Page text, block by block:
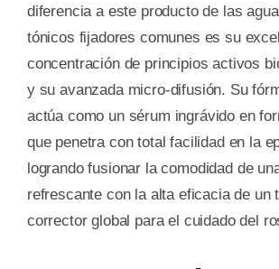
diferencia a este producto de las
tónicos fijadores comunes es su
concentración de principios activos
y su avanzada micro-difusión. Su
actúa como un sérum ingrávido en
que penetra con total facilidad en la
logrando fusionar la comodidad de
refrescante con la alta eficacia de un
corrector global para el cuidado del